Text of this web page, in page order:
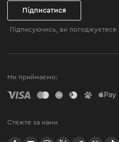
Підписатися
Підписуючись, ви погоджуєтеся
Ми приймаємо:
Стежте за нами